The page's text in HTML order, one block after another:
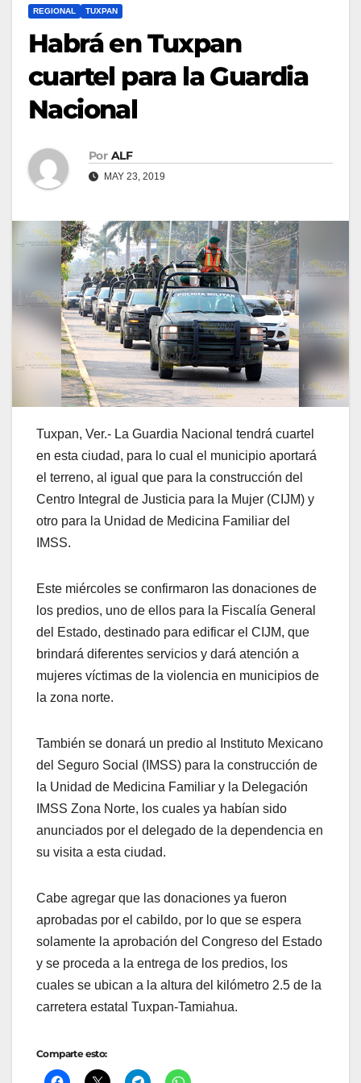
REGIONAL TUXPAN
Habrá en Tuxpan
cuartel para la Guardia
Nacional
Por ALF
MAY 23, 2019
Tuxpan, Ver.- La Guardia Nacional tendrá cuartel
en esta ciudad, para lo cual el municipio aportará
el terreno, al igual que para la construcción del
Centro Integral de Justicia para la Mujer (CIJM) y
otro para la Unidad de Medicina Familiar del
IMSS.
Este miércoles se confirmaron las donaciones de
los predios, uno de ellos para la Fiscalía General
del Estado, destinado para edificar el CIJM, que
brindará diferentes servicios y dará atención a
mujeres víctimas de la violencia en municipios de
la zona norte.
También se donará un predio al Instituto Mexicano
del Seguro Social (IMSS) para la construcción de
la Unidad de Medicina Familiar y la Delegación
IMSS Zona Norte, los cuales ya habían sido
anunciados por el delegado de la dependencia en
su visita a esta ciudad.
Cabe agregar que las donaciones ya fueron
aprobadas por el cabildo, por lo que se espera
solamente la aprobación del Congreso del Estado
y se proceda a la entrega de los predios, los
cuales se ubican a la altura del kilómetro 2.5 de la
carretera estatal Tuxpan-Tamiahua.
Comparte esto: